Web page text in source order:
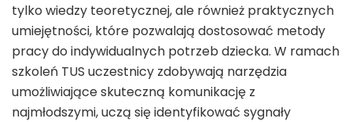
tylko wiedzy teoretycznej, ale również praktycznych
umiejętności, które pozwalają dostosować metody
pracy do indywidualnych potrzeb dziecka. W ramach
szkoleń TUS uczestnicy zdobywają narzędzia
umożliwiające skuteczną komunikację z
najmłodszymi, uczą się identyfikować sygnały